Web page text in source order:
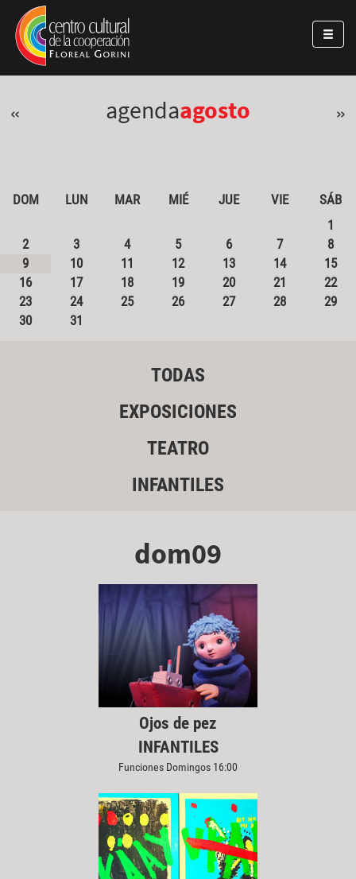
Pasar al contenido principal
Jump to main content
« agendaagosto »
DOM LUN MAR MIÉ JUE VIE
SÁB
1
2
3 4 5 6 7
8
9
10 11 12 13 14
15
16
17 18 19 20 21
22
23
24 25 26 27 28
29
30
31
TODAS
EXPOSICIONES
TEATRO
INFANTILES
dom09
Ojos de pez
INFANTILES
Funciones Domingos 16:00